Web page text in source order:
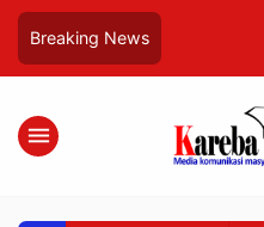
Breaking News
menu